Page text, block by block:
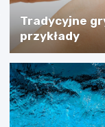
Tradycyjne
przykłady